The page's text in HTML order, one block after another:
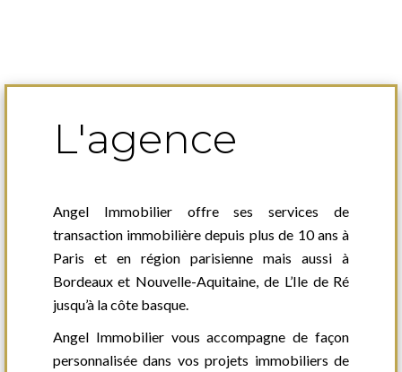
L'agence
Angel Immobilier offre ses services de
transaction immobilière depuis plus de 10 ans à
Paris et en région parisienne mais aussi à
Bordeaux et Nouvelle-Aquitaine, de L’Ile de Ré
jusqu’à la côte basque.
Angel Immobilier vous accompagne de façon
personnalisée dans vos projets immobiliers de